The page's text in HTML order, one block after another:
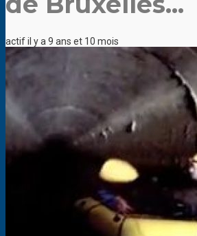
actif il y a 9 ans et 10 mois